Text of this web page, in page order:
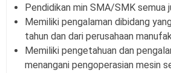
Pendidikan min SMA/SMK semua
Memiliki pengalaman dibidang
tahun dan dari perusahaan
Memiliki pengetahuan dan
menangani pengoperasian mesin